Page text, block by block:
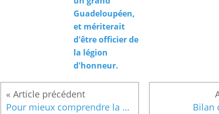
Guadeloupéen,
et mériterait
d'être officier de
la légion
d'honneur.
Pour mieux comprendre la décentralisation, ( et la préparation en cours dite de l'Acte III ). Bilan